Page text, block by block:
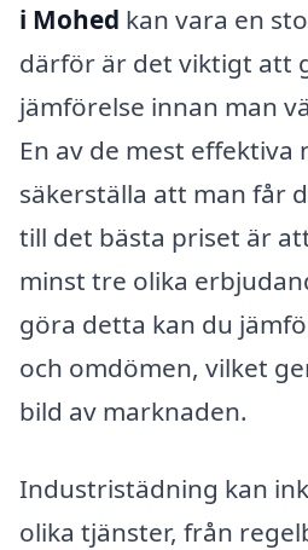
i Mohed kan vara en
därför är det viktigt att
jämförelse innan man
En av de mest
säkerställa att man får
till det bästa priset är
minst tre olika
göra detta kan du
och omdömen, vilket
bild av marknaden.
Industristädning kan
olika tjänster, från